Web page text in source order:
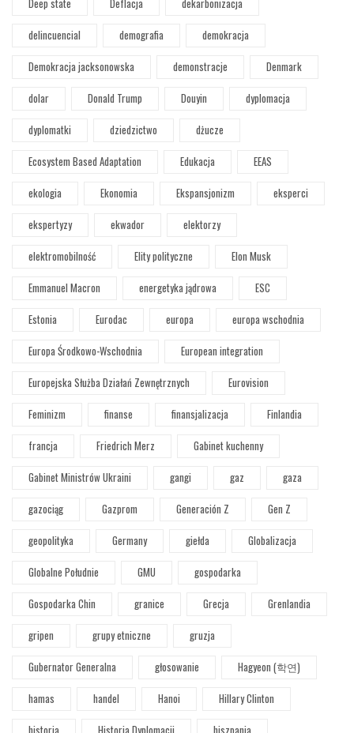
Deep state Deflacja
dekarbonizacja
delincuencial
demografia
demokracja
Demokracja jacksonowska
demonstracje
Denmark
dolar
Donald Trump Douyin
dyplomacja
dyplomatki
dziedzictwo
dżucze
Ecosystem Based Adaptation
Edukacja
EEAS
ekologia
Ekonomia Ekspansjonizm
eksperci
ekspertyzy
ekwador
elektorzy
elektromobilność
Elity polityczne
Elon Musk
Emmanuel Macron
energetyka jądrowa
ESC
Estonia
Eurodac europa
europa wschodnia
Europa Środkowo-Wschodnia
European integration
Europejska Służba Działań Zewnętrznych
Eurovision
Feminizm
finanse finansjalizacja
Finlandia
francja
Friedrich Merz
Gabinet kuchenny
Gabinet Ministrów Ukraini
gangi gaz
gaza
gazociąg
Gazprom Generación Z
Gen Z
geopolityka
Germany giełda
Globalizacja
Globalne Południe
GMU
gospodarka
Gospodarka Chin
granice Grecja
Grenlandia
gripen
grupy etniczne
gruzja
Gubernator Generalna
głosowanie
Hagyeon (학연)
hamas
handel Hanoi
Hillary Clinton